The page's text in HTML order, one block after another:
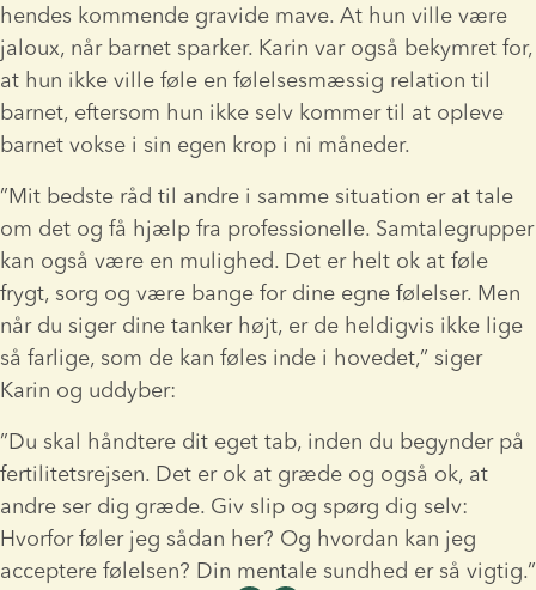
hendes kommende gravide mave. At hun ville være
jaloux, når barnet sparker. Karin var også bekymret for,
at hun ikke ville føle en følelsesmæssig relation til
barnet, eftersom hun ikke selv kommer til at opleve
barnet vokse i sin egen krop i ni måneder.
”Mit bedste råd til andre i samme situation er at tale
om det og få hjælp fra professionelle. Samtalegrupper
kan også være en mulighed. Det er helt ok at føle
frygt, sorg og være bange for dine egne følelser. Men
når du siger dine tanker højt, er de heldigvis ikke lige
så farlige, som de kan føles inde i hovedet,” siger
Karin og uddyber:
”Du skal håndtere dit eget tab, inden du begynder på
fertilitetsrejsen. Det er ok at græde og også ok, at
andre ser dig græde. Giv slip og spørg dig selv:
Hvorfor føler jeg sådan her? Og hvordan kan jeg
acceptere følelsen? Din mentale sundhed er så vigtig.”